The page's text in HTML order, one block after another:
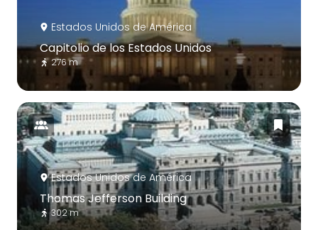
Estados Unidos de América
Capitolio de los Estados Unidos
276 m
Estados Unidos de América
Thomas Jefferson Building
302 m